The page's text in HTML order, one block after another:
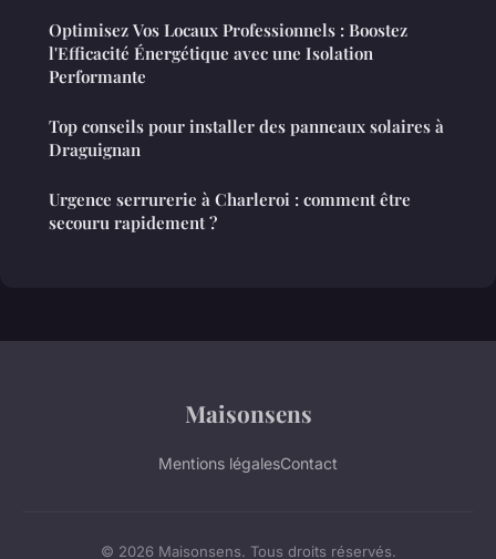
Optimisez Vos Locaux Professionnels : Boostez
l'Efficacité Énergétique avec une Isolation
Performante
Top conseils pour installer des panneaux solaires à
Draguignan
Urgence serrurerie à Charleroi : comment être
secouru rapidement ?
Maisonsens
Mentions légalesContact
© 2026 Maisonsens. Tous droits réservés.